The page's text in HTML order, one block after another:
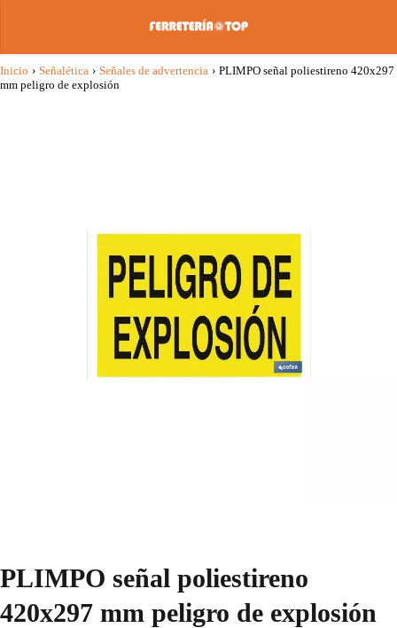
Inicio › Señalética › Señales de advertencia › PLIMPO señal poliestireno 420x297
mm peligro de explosión
PLIMPO señal poliestireno
420x297 mm peligro de explosión